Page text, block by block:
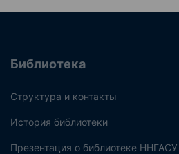
Библиотека
Структура и контакты
История библиотеки
Презентация о библиотеке ННГАСУ